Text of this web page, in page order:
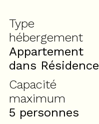
Type
hébergement
Appartement
dans Résidence
Capacité
maximum
5 personnes